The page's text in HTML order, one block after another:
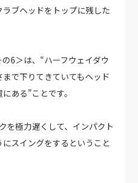
ブヘッドをトップに残した
6＞は、“ハーフウェイダウ
で下りてきていてもヘッド
ある”ことです。
を極力遅くして、インパクト
スイングをするということ